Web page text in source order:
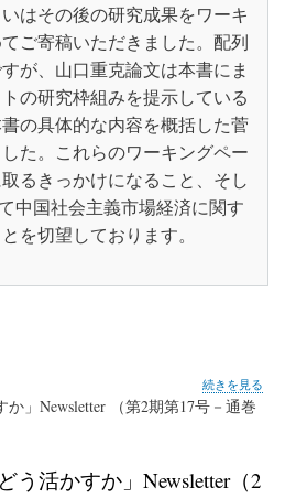
はその後の研究成果をワーキ
ご寄稿いただきました。配列
が、山口重克論文は本書にま
の研究枠組みを提示している
の具体的な内容を概括した菅
た。これらのワーキングペー
るきっかけになること、そし
中国社会主義市場経済に関す
を切望しております。
第
17
号
続きを見る
」Newsletter （第2期第17号－通巻
う活かすか」Newsletter（2